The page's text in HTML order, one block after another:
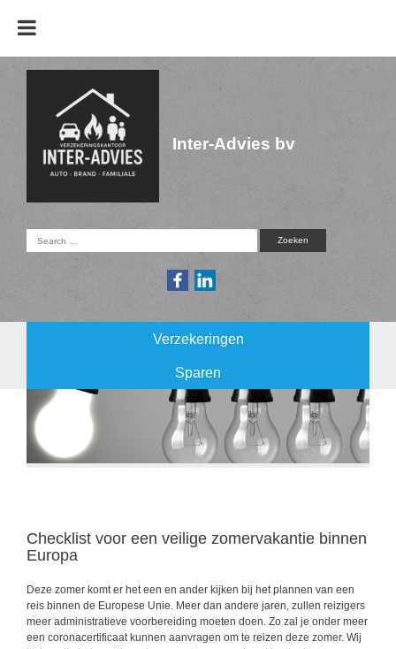
Inter-Advies bv
Verzekeringen
Sparen
Checklist voor een veilige zomervakantie binnen
Europa
Deze zomer komt er het een en ander kijken bij het plannen van een
reis binnen de Europese Unie. Meer dan andere jaren, zullen reizigers
meer administratieve voorbereiding moeten doen. Zo zal je onder meer
een coronacertificaat kunnen aanvragen om te reizen deze zomer. Wij